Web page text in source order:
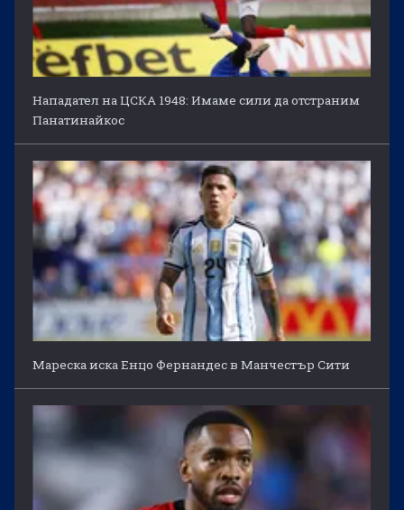
Нападател на ЦСКА 1948: Имаме сили да отстраним
Панатинайкос
Мареска иска Енцо Фернандес в Манчестър Сити